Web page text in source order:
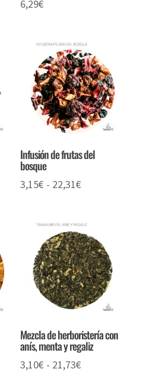
6,29€
Infusión de frutas del
bosque
3,15€ - 22,31€
desde
3,15€
hasta
22,31€
Mezcla de herboristería con
anís, menta y regaliz
3,10€ - 21,73€